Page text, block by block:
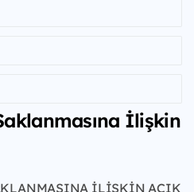
İlişkin
İLİŞKİN AÇIK